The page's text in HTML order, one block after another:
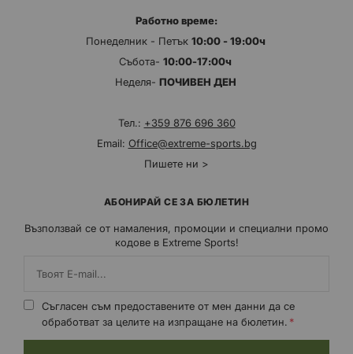
Работно време:
Понеделник - Петък 10:00 - 19:00ч
Събота- 10:00-17:00ч
Неделя- ПОЧИВЕН ДЕН
Тел.: +359 876 696 360
Email: Office@extreme-sports.bg
Пишете ни >
АБОНИРАЙ СЕ ЗА БЮЛЕТИН
Възползвай се от намаления, промоции и специални промо
кодове в Extreme Sports!
Съгласен съм предоставените от мен данни да се
обработват за целите на изпращане на бюлетин.